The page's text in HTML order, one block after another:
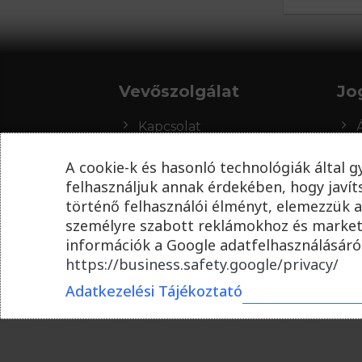
Vevőszolgálat
Kapcsolat
Szállítási feltételek
Fizetési módok
Reklamáció, visszaküldés
Cipő szavatosság
Mérettáblázat
Kezelési útmutató
A cookie-k és hasonló technológiák által
felhasználjuk annak érdekében, hogy
történő felhasználói élményt, elemezzük
személyre szabott reklámokhoz és
információk a Google
https://business.safety.google/privacy/
Adatkezelési Tájékoztató